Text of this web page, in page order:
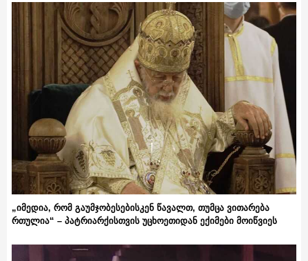
„იმედია, რომ გაუმჯობესებისკენ წავალთ, თუმცა ვითარება
რთულია“ – პატრიარქისთვის უცხოეთიდან ექიმები მოიწვიეს